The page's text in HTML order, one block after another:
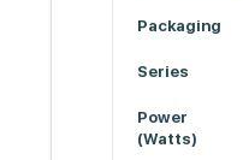
Packaging
Series
Power
(Watts)